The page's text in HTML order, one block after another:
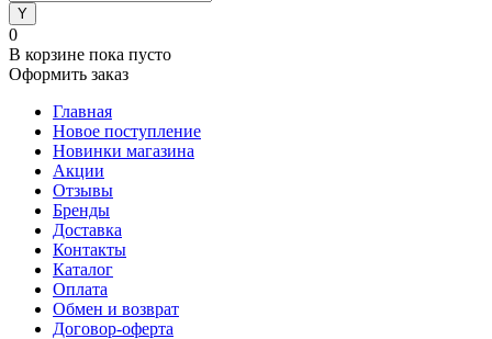
0
В корзине пока пусто
Оформить заказ
Главная
Новое поступление
Новинки магазина
Акции
Отзывы
Бренды
Доставка
Контакты
Каталог
Оплата
Обмен и возврат
Договор-оферта